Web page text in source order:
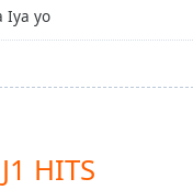
Iya yo
HITS